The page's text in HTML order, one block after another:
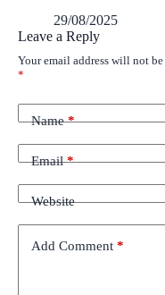
29/08/2025
Leave a Reply
Your email address will not be
*
Name*
Email*
Website
Add Comment *